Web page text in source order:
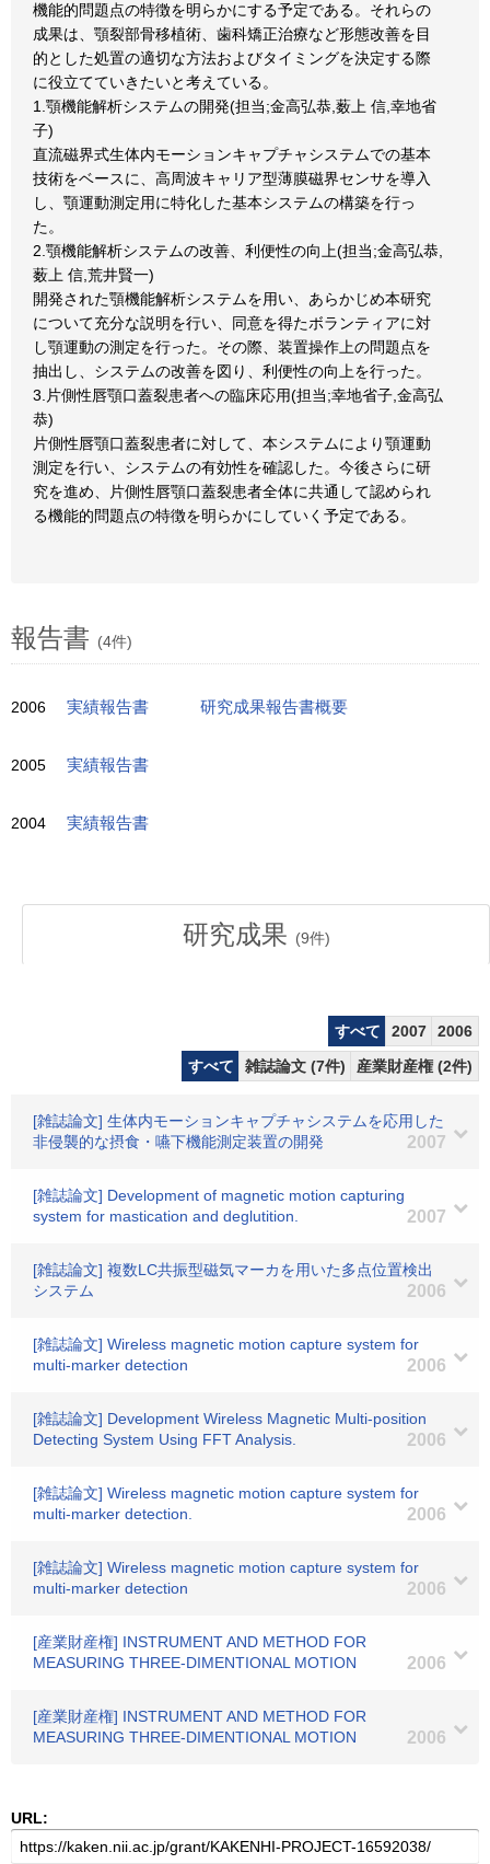
機能的問題点の特徴を明らかにする予定である。それらの
成果は、顎裂部骨移植術、歯科矯正治療など形態改善を目
的とした処置の適切な方法およびタイミングを決定する際
に役立てていきたいと考えている。
1.顎機能解析システムの開発(担当;金高弘恭,薮上 信,幸地省
子)
直流磁界式生体内モーションキャプチャシステムでの基本
技術をベースに、高周波キャリア型薄膜磁界センサを導入
し、顎運動測定用に特化した基本システムの構築を行っ
た。
2.顎機能解析システムの改善、利便性の向上(担当;金高弘恭,
薮上 信,荒井賢一)
開発された顎機能解析システムを用い、あらかじめ本研究
について充分な説明を行い、同意を得たボランティアに対
し顎運動の測定を行った。その際、装置操作上の問題点を
抽出し、システムの改善を図り、利便性の向上を行った。
3.片側性唇顎口蓋裂患者への臨床応用(担当;幸地省子,金高弘
恭)
片側性唇顎口蓋裂患者に対して、本システムにより顎運動
測定を行い、システムの有効性を確認した。今後さらに研
究を進め、片側性唇顎口蓋裂患者全体に共通して認められ
る機能的問題点の特徴を明らかにしていく予定である。
報告書 (4件)
2006 実績報告書 研究成果報告書概要
2005 実績報告書
2004 実績報告書
研究成果 (9件)
すべて 2007
2006
すべて
雑誌論文 (7件) 産業財産権 (2件)
[雑誌論文] 生体内モーションキャプチャシステムを応用した
非侵襲的な摂食・嚥下機能測定装置の開発
2007
[雑誌論文] Development of magnetic motion capturing
system for mastication and deglutition.
2007
[雑誌論文] 複数LC共振型磁気マーカを用いた多点位置検出
システム
2006
[雑誌論文] Wireless magnetic motion capture system for
multi-marker detection
2006
[雑誌論文] Development Wireless Magnetic Multi-position
Detecting System Using FFT Analysis.
2006
[雑誌論文] Wireless magnetic motion capture system for
multi-marker detection.
2006
[雑誌論文] Wireless magnetic motion capture system for
multi-marker detection
2006
[産業財産権] INSTRUMENT AND METHOD FOR
MEASURING THREE-DIMENTIONAL MOTION
2006
[産業財産権] INSTRUMENT AND METHOD FOR
MEASURING THREE-DIMENTIONAL MOTION
2006
URL: